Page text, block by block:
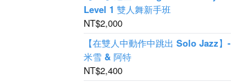
Level 1 雙人舞新手班
NT$2,000
【在雙人中動作中跳出 Solo Jazz】-
米雪 & 阿特
NT$2,400